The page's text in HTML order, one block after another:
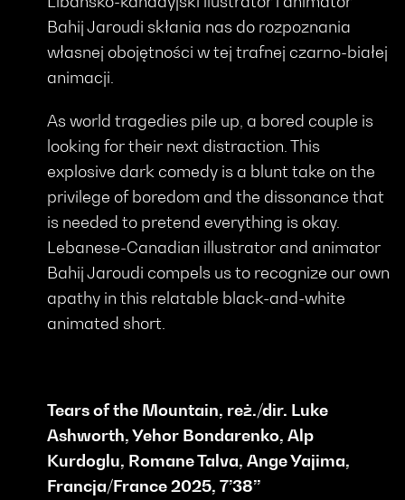
Bahij Jaroudi skłania nas do rozpoznania
własnej obojętności w tej trafnej czarno-białej
animacji.
As world tragedies pile up, a bored couple is
looking for their next distraction. This
explosive dark comedy is a blunt take on the
privilege of boredom and the dissonance that
is needed to pretend everything is okay.
Lebanese-Canadian illustrator and animator
Bahij Jaroudi compels us to recognize our own
apathy in this relatable black-and-white
animated short.
Tears of the Mountain, reż./dir. Luke
Ashworth, Yehor Bondarenko, Alp
Kurdoglu, Romane Talva, Ange Yajima,
Francja/France 2025, 7’38’’